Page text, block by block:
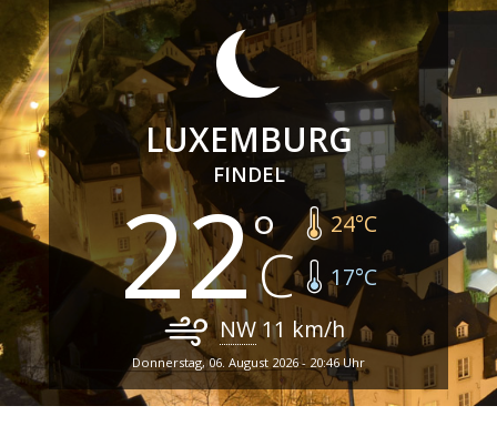
LUXEMBURG
FINDEL
22 24°C
17°C
NW11 km/h
Donnerstag, 06. August 2026 - 20:46 Uhr